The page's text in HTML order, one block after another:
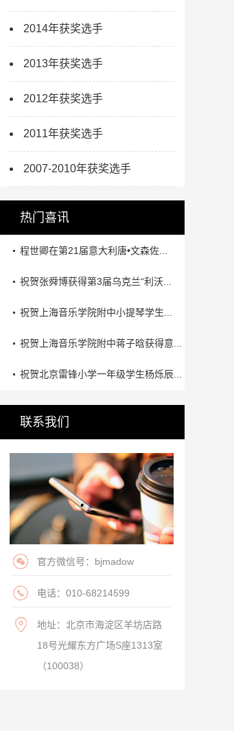
2014年获奖选手
2013年获奖选手
2012年获奖选手
2011年获奖选手
2007-2010年获奖选手
热门喜讯
程世卿在第21届意大利唐•文森佐...
祝贺张舜博获得第3届乌克兰“利沃...
祝贺上海音乐学院附中小提琴学生...
祝贺上海音乐学院附中蒋子晗获得意...
祝贺北京雷锋小学一年级学生杨烁辰...
联系我们
官方微信号：bjmadow
电话：010-68214599
地址：北京市海淀区羊坊店路
18号光耀东方广场S座1313室
（100038）